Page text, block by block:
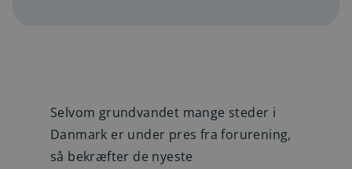
Selvom grundvandet mange steder i
Danmark er under pres fra forurening,
så bekræfter de nyeste